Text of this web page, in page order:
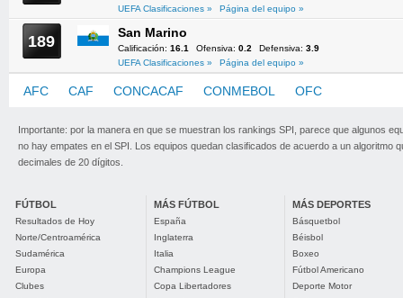
UEFA Clasificaciones »
Página del equipo »
189 San Marino
Calificación: 16.1 Ofensiva: 0.2 Defensiva: 3.9
UEFA Clasificaciones »
Página del equipo »
AFC CAF CONCACAF CONMEBOL OFC
Importante: por la manera en que se muestran los rankings SPI, parece que algunos
no hay empates en el SPI. Los equipos quedan clasificados de acuerdo a un algoritmo
decimales de 20 dígitos.
FÚTBOL
Resultados de Hoy
Norte/Centroamérica
Sudamérica
Europa
Clubes
MÁS FÚTBOL
España
Inglaterra
Italia
Champions League
Copa Libertadores
MÁS DEPORTES
Básquetbol
Béisbol
Boxeo
Fútbol Americano
Deporte Motor